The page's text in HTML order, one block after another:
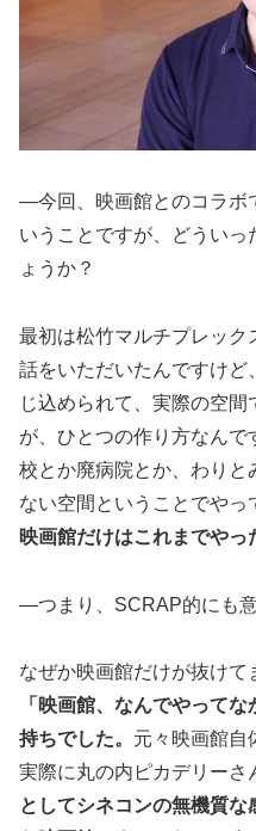
―今回、映画館とのコラボ
いうことですが、どういっ
ょうか？
最初は松竹マルチプレック
話をいただいたんですけど
じ込められて、実際の空
が、ひとつの作り方なん
校とか廃病院とか、わり
ない空間ということでやっ
映画館だけはこれまでやっ
―つまり、SCRAP的にも
なぜか映画館だけが抜けて
「映画館、なんでやって
持ちでした。 元々映画館自
実際に丸の内ピカデリーさ
としてシネコンの無機質